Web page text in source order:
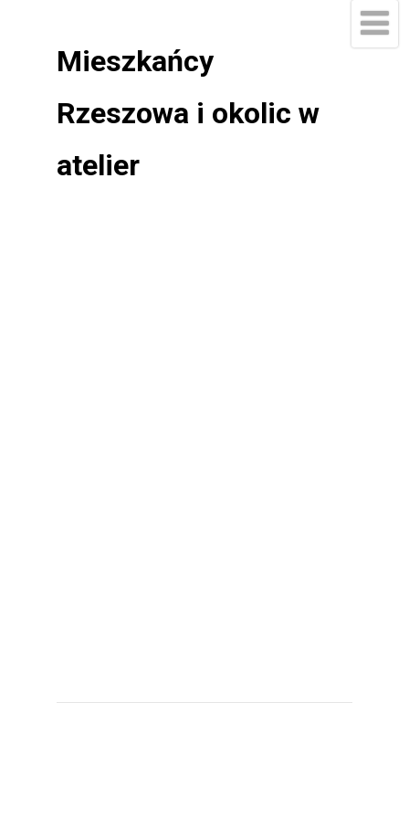
Mieszkańcy
Rzeszowa i okolic w
atelier